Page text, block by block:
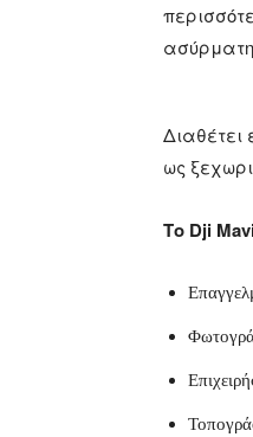
ασύρματη
Διαθέτει
ως
Το Dji